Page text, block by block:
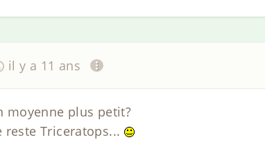
il y a 11 ans
moyenne plus petit?
Triceratops...